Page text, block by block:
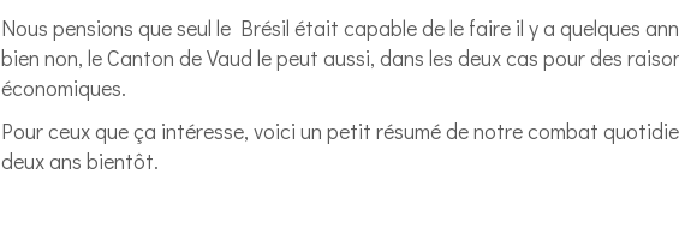
Nous pensions que seul le Brésil était capable de le faire il y a quelques
bien non, le Canton de Vaud le peut aussi, dans les deux cas pour des
économiques.
Pour ceux que ça intéresse, voici un petit résumé de notre combat
deux ans bientôt.